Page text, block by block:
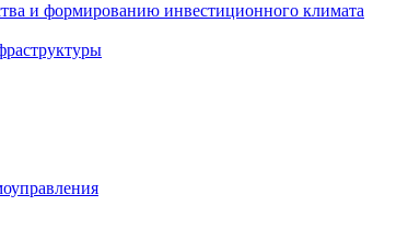
и формированию инвестиционного климата